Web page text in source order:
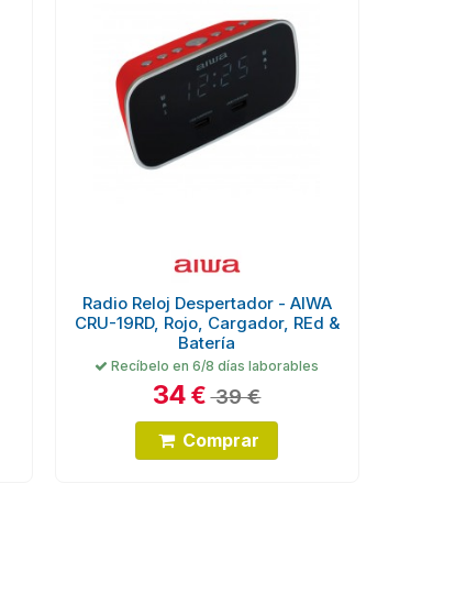
Radio Reloj Despertador - AIWA
CRU-19RD, Rojo, Cargador, REd &
Batería
Recíbelo en 6/8 días laborables
34 € 39 €
Comprar